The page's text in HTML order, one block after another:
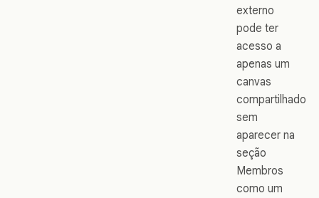
externo
pode ter
acesso a
apenas um
canvas
compartilhado
sem
aparecer na
seção
Membros
como um